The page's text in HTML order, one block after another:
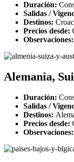
Duración:
Salidas /
Destinos:
Precios desde:
Observaciones:
Alemania,
Duración:
Salidas /
Destinos:
Precios desde:
Observaciones: